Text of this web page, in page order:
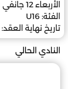
الأربعاء 12 جانفي 2011
الفئة: U16
تاريخ نهاية العقد:
النادي الحالي